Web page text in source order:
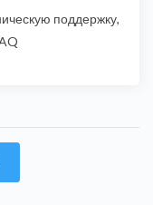
поддержку,